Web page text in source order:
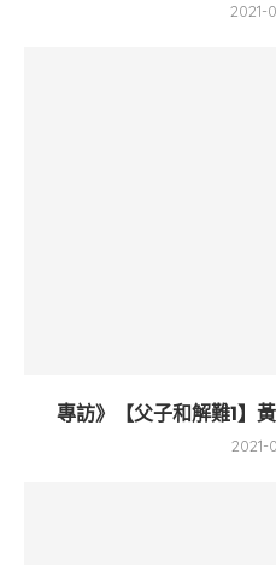
2021-
專訪》【父子和解難1】
2021-